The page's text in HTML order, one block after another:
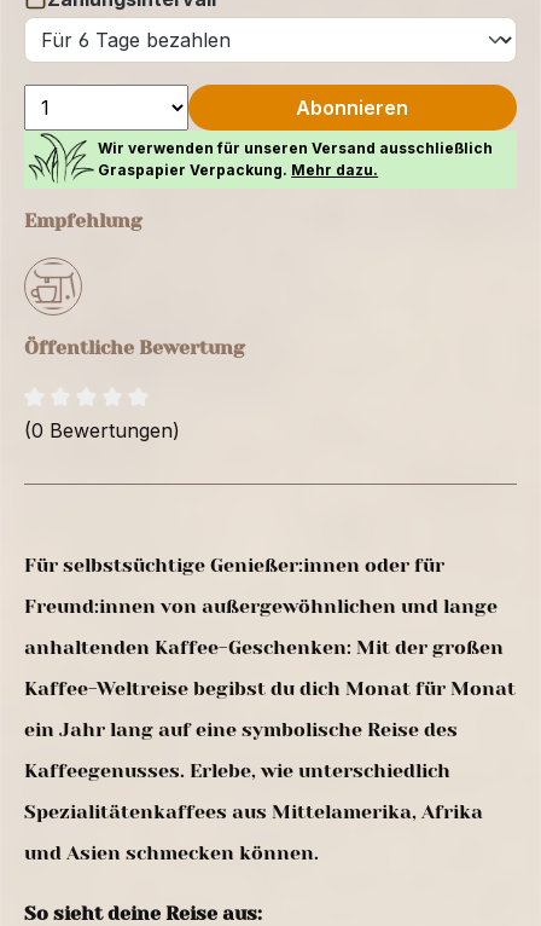
auswählen
Abonnieren
Wir verwenden für unseren Versand ausschließlich
Graspapier Verpackung. Mehr dazu.
Empfehlung
Öffentliche Bewertung
(0 Bewertungen)
Für selbstsüchtige Genießer:innen oder für
Freund:innen von außergewöhnlichen und lange
anhaltenden Kaffee-Geschenken: Mit der großen
Kaffee-Weltreise begibst du dich Monat für Monat
ein Jahr lang auf eine symbolische Reise des
Kaffeegenusses. Erlebe, wie unterschiedlich
Spezialitätenkaffees aus Mittelamerika, Afrika
und Asien schmecken können.
So sieht deine Reise aus: